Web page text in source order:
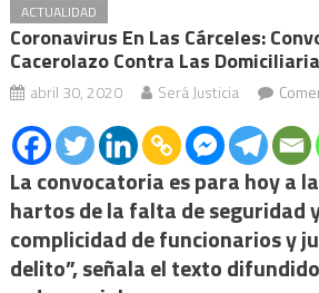
ACTUALIDAD
Coronavirus En Las Cárceles:
Cacerolazo Contra Las
abril 30, 2020 Será Justicia
La convocatoria es para hoy a
hartos de la falta de seguridad
complicidad de funcionarios y
delito”, señala el texto